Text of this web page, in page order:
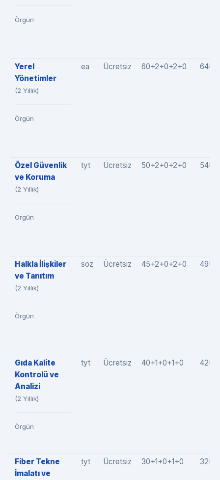
Örgün
Yerel
Yönetimler
(2 Yıllık)
Örgün
ea Ücretsiz 60+2+0+2+0
Özel Güvenlik
ve Koruma
(2 Yıllık)
Örgün
tyt Ücretsiz 50+2+0+2+0
Halkla İlişkiler
ve Tanıtım
(2 Yıllık)
Örgün
soz Ücretsiz 45+2+0+2+0
Gıda Kalite
Kontrolü ve
Analizi
(2 Yıllık)
Örgün
tyt Ücretsiz 40+1+0+1+0
Fiber Tekne
İmalatı ve
tyt Ücretsiz 30+1+0+1+0